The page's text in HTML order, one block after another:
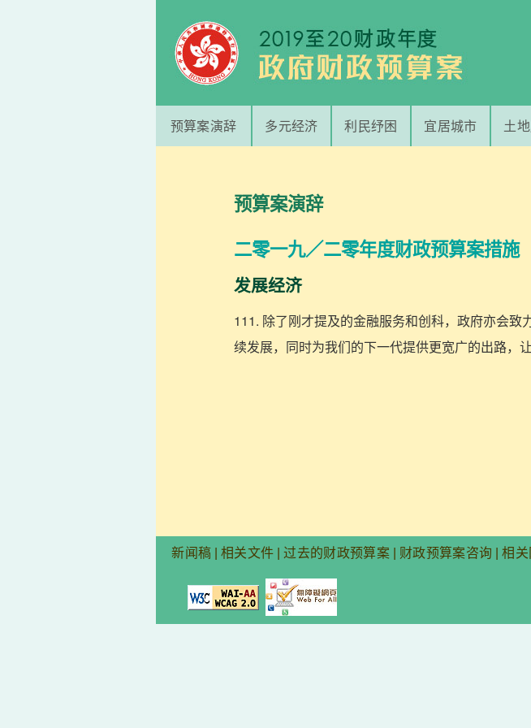
预算案演辞 多元经济 利民纾困 宜居城市 土
预算案演辞
二零一九／二零年度财政预算案措施
发展经济
111. 除了刚才提及的金融服务和创科，政府亦会
续发展，同时为我们的下一代提供更宽广的出路，
新闻稿 |相关文件 |过去的财政预算案 财政预算案咨询 |相关